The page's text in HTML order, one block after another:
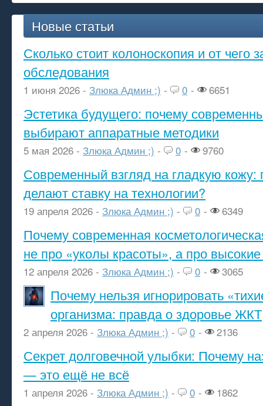
Новые статьи
Сколько стоит колоноскопия и от чего
обследования
1 июня 2026 - Злюка Админ ;) - 0 - 6651
Эстетика будущего: почему
выбирают аппаратные методики
5 мая 2026 - Злюка Админ ;) - 0 - 9760
Современный взгляд на гладкую кожу:
делают ставку на технологии?
19 апреля 2026 - Злюка Админ ;) - 0 - 6349
Почему современная
не про «уколы красоты», а про высокие
12 апреля 2026 - Злюка Админ ;) - 0 - 3065
Почему нельзя игнорировать
организма: правда о здоровье ЖКТ
2 апреля 2026 - Злюка Админ ;) - 0 - 2136
Секрет долговечной улыбки: Почему
— это ещё не всё
1 апреля 2026 - Злюка Админ ;) - 0 - 1862